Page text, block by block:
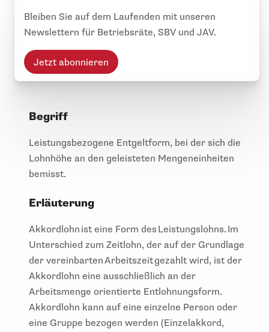
Bleiben Sie auf dem Laufenden mit unseren
Newslettern für Betriebsräte, SBV und JAV.
Jetzt abonnieren
Begriff
Leistungsbezogene Entgeltform, bei der sich die
Lohnhöhe an den geleisteten Mengeneinheiten
bemisst.
Erläuterung
Akkordlohn ist eine Form des Leistungslohns. Im
Unterschied zum Zeitlohn, der auf der Grundlage
der vereinbarten Arbeitszeit gezahlt wird, ist der
Akkordlohn eine ausschließlich an der
Arbeitsmenge orientierte Entlohnungsform.
Akkordlohn kann auf eine einzelne Person oder
eine Gruppe bezogen werden (Einzelakkord,